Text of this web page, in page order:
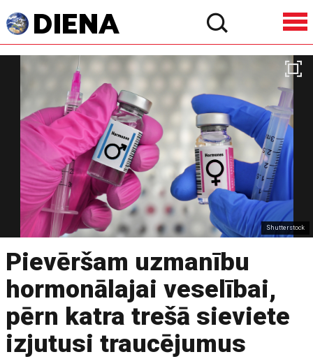
Shutterstock
Pievēršam uzmanību
hormonālajai veselībai,
pērn katra trešā sieviete
izjutusi traucējumus